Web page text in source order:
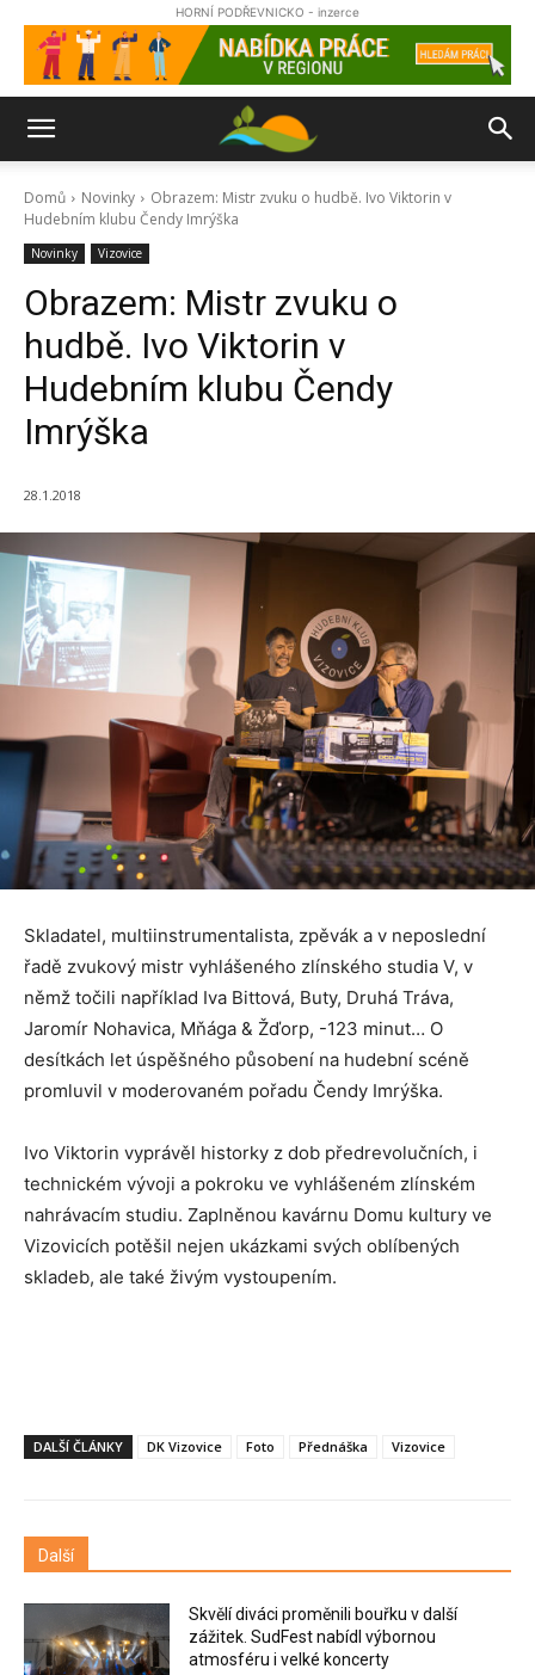
HORNÍ PODŘEVNICKO - inzerce
Domů Novinky
Obrazem: Mistr zvuku o hudbě. Ivo Viktorin v
Hudebním klubu Čendy Imrýška
Novinky Vizovice
Obrazem: Mistr zvuku o
hudbě. Ivo Viktorin v
Hudebním klubu Čendy
Imrýška
28.1.2018
Skladatel, multiinstrumentalista, zpěvák a v neposlední
řadě zvukový mistr vyhlášeného zlínského studia V, v
němž točili například Iva Bittová, Buty, Druhá Tráva,
Jaromír Nohavica, Mňága & Žďorp, -123 minut… O
desítkách let úspěšného působení na hudební scéně
promluvil v moderovaném pořadu Čendy Imrýška.
Ivo Viktorin vyprávěl historky z dob předrevolučních, i
technickém vývoji a pokroku ve vyhlášeném zlínském
nahrávacím studiu. Zaplněnou kavárnu Domu kultury ve
Vizovicích potěšil nejen ukázkami svých oblíbených
skladeb, ale také živým vystoupením.
DALŠÍ ČLÁNKY DK Vizovice Foto Přednáška Vizovice
Další
Skvělí diváci proměnili bouřku v další
zážitek. SudFest nabídl výbornou
atmosféru i velké koncerty